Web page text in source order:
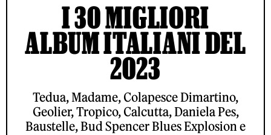
I 30 MIGLIORI
ALBUM ITALIANI DEL
2023
Tedua, Madame, Colapesce Dimartino,
Geolier, Tropico, Calcutta, Daniela Pes,
Baustelle, Bud Spencer Blues Explosion e